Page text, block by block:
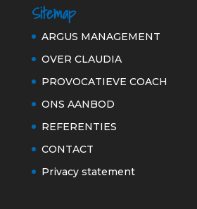
Sitemap
ARGUS MANAGEMENT
OVER CLAUDIA
PROVOCATIEVE COACH
ONS AANBOD
REFERENTIES
CONTACT
Privacy statement